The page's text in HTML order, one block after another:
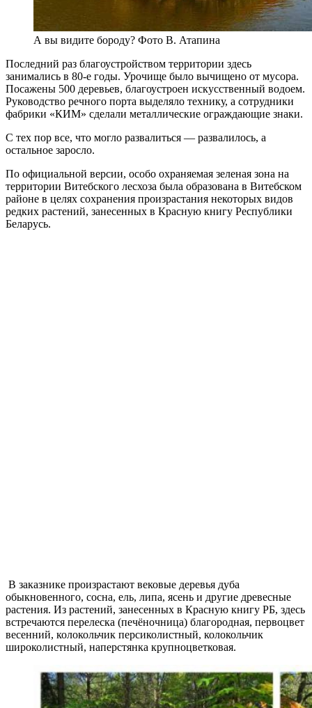
А вы видите бороду? Фото В. Атапина
Последний раз благоустройством территории здесь
занимались в 80-е годы. Урочище было вычищено от мусора.
Посажены 500 деревьев, благоустроен искусственный водоем.
Руководство речного порта выделяло технику, а сотрудники
фабрики «КИМ» сделали металлические ограждающие знаки.
С тех пор все, что могло развалиться — развалилось, а
остальное заросло.
По официальной версии, особо охраняемая зеленая зона на
территории Витебского лесхоза была образована в Витебском
районе в целях сохранения произрастания некоторых видов
редких растений, занесенных в Красную книгу Республики
Беларусь.
В заказнике произрастают вековые деревья дуба
обыкновенного, сосна, ель, липа, ясень и другие древесные
растения. Из растений, занесенных в Красную книгу РБ, здесь
встречаются перелеска (печёночница) благородная, первоцвет
весенний, колокольчик персиколистный, колокольчик
широколистный, наперстянка крупноцветковая.